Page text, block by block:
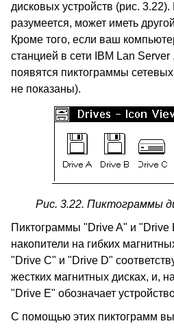
дисковых устройств (рис.
разумеется, может иметь
Кроме того, если ваш
станцией в сети IBM Lan
появятся пиктограммы
не показаны).
Рис. 3.22. Пиктограммы
Пиктограммы "Drive A" и "Drive
накопители на гибких
"Drive C" и "Drive D"
жестких магнитных дисках, и,
"Drive E" обозначает
С помощью этих пиктограмм